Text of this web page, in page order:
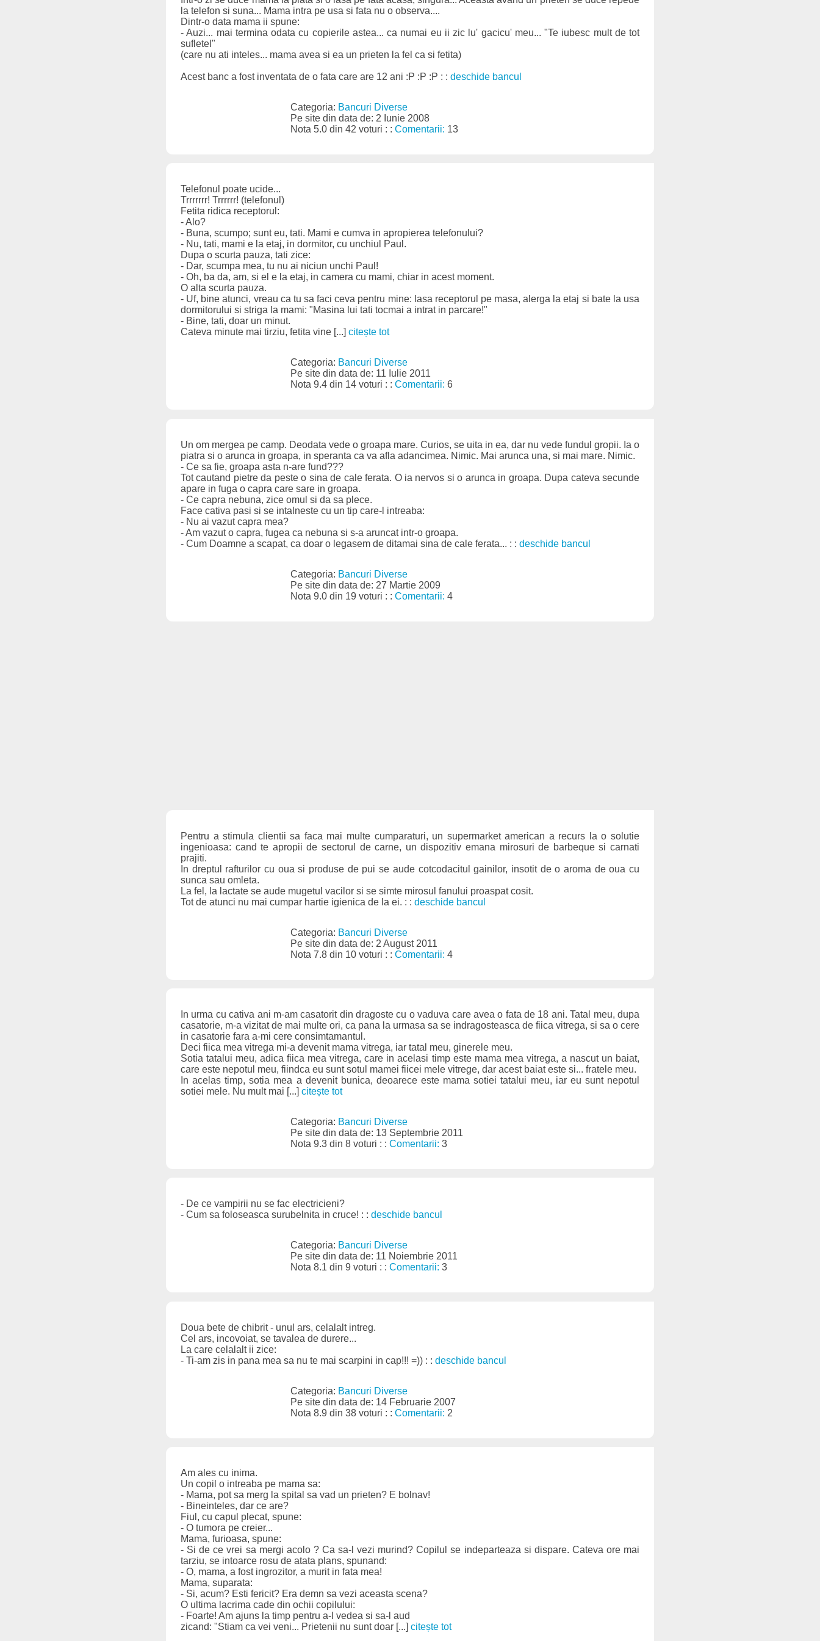
la telefon si suna... Mama intra pe usa si fata nu o observa....
Dintr-o data mama ii spune:
- Auzi... mai termina odata cu copierile astea... ca numai eu ii zic lu' gacicu' meu... "Te iubesc mult de tot
sufletel"
(care nu ati inteles... mama avea si ea un prieten la fel ca si fetita)
Acest banc a fost inventata de o fata care are 12 ani :P :P :P : : deschide bancul
Categoria: Bancuri Diverse
Pe site din data de: 2 Iunie 2008
Nota 5.0 din 42 voturi : :Comentarii: 13
Telefonul poate ucide...
Trrrrrrr! Trrrrrr! (telefonul)
Fetita ridica receptorul:
- Alo?
- Buna, scumpo; sunt eu, tati. Mami e cumva in apropierea telefonului?
- Nu, tati, mami e la etaj, in dormitor, cu unchiul Paul.
Dupa o scurta pauza, tati zice:
- Dar, scumpa mea, tu nu ai niciun unchi Paul!
- Oh, ba da, am, si el e la etaj, in camera cu mami, chiar in acest moment.
O alta scurta pauza.
- Uf, bine atunci, vreau ca tu sa faci ceva pentru mine: lasa receptorul pe masa, alerga la etaj si bate la usa
dormitorului si striga la mami: "Masina lui tati tocmai a intrat in parcare!"
- Bine, tati, doar un minut.
Cateva minute mai tirziu, fetita vine [...] citește tot
Categoria: Bancuri Diverse
Pe site din data de: 11 Iulie 2011
Nota 9.4 din 14 voturi : :Comentarii:6
Un om mergea pe camp. Deodata vede o groapa mare. Curios, se uita in ea, dar nu vede fundul gropii. Ia o
piatra si o arunca in groapa, in speranta ca va afla adancimea. Nimic. Mai arunca una, si mai mare. Nimic.
- Ce sa fie, groapa asta n-are fund???
Tot cautand pietre da peste o sina de cale ferata. O ia nervos si o arunca in groapa. Dupa cateva secunde
apare in fuga o capra care sare in groapa.
- Ce capra nebuna, zice omul si da sa plece.
Face cativa pasi si se intalneste cu un tip care-l intreaba:
- Nu ai vazut capra mea?
- Am vazut o capra, fugea ca nebuna si s-a aruncat intr-o groapa.
- Cum Doamne a scapat, ca doar o legasem de ditamai sina de cale ferata... : : deschide bancul
Categoria: Bancuri Diverse
Pe site din data de: 27 Martie 2009
Nota 9.0 din 19 voturi : :Comentarii:4
Pentru a stimula clientii sa faca mai multe cumparaturi, un supermarket american a recurs la o solutie
ingenioasa: cand te apropii de sectorul de carne, un dispozitiv emana mirosuri de barbeque si carnati
prajiti.
In dreptul rafturilor cu oua si produse de pui se aude cotcodacitul gainilor, insotit de o aroma de oua cu
sunca sau omleta.
La fel, la lactate se aude mugetul vacilor si se simte mirosul fanului proaspat cosit.
Tot de atunci nu mai cumpar hartie igienica de la ei. : : deschide bancul
Categoria: Bancuri Diverse
Pe site din data de: 2 August 2011
Nota 7.8 din 10 voturi : :Comentarii:4
In urma cu cativa ani m-am casatorit din dragoste cu o vaduva care avea o fata de 18 ani. Tatal meu, dupa
casatorie, m-a vizitat de mai multe ori, ca pana la urmasa sa se indragosteasca de fiica vitrega, si sa o cere
in casatorie fara a-mi cere consimtamantul.
Deci fiica mea vitrega mi-a devenit mama vitrega, iar tatal meu, ginerele meu.
Sotia tatalui meu, adica fiica mea vitrega, care in acelasi timp este mama mea vitrega, a nascut un baiat,
care este nepotul meu, fiindca eu sunt sotul mamei fiicei mele vitrege, dar acest baiat este si... fratele meu.
In acelas timp, sotia mea a devenit bunica, deoarece este mama sotiei tatalui meu, iar eu sunt nepotul
sotiei mele. Nu mult mai [...] citește tot
Categoria: Bancuri Diverse
Pe site din data de: 13 Septembrie 2011
Nota 9.3 din 8 voturi : :Comentarii:3
- De ce vampirii nu se fac electricieni?
- Cum sa foloseasca surubelnita in cruce! : : deschide bancul
Categoria: Bancuri Diverse
Pe site din data de: 11 Noiembrie 2011
Nota 8.1 din 9 voturi : :Comentarii:3
Doua bete de chibrit - unul ars, celalalt intreg.
Cel ars, incovoiat, se tavalea de durere...
La care celalalt ii zice:
- Ti-am zis in pana mea sa nu te mai scarpini in cap!!! =)) : : deschide bancul
Categoria: Bancuri Diverse
Pe site din data de: 14 Februarie 2007
Nota 8.9 din 38 voturi : :Comentarii: 2
Am ales cu inima.
Un copil o intreaba pe mama sa:
- Mama, pot sa merg la spital sa vad un prieten? E bolnav!
- Bineinteles, dar ce are?
Fiul, cu capul plecat, spune:
- O tumora pe creier...
Mama, furioasa, spune:
- Si de ce vrei sa mergi acolo ? Ca sa-l vezi murind? Copilul se indeparteaza si dispare. Cateva ore mai
tarziu, se intoarce rosu de atata plans, spunand:
- O, mama, a fost ingrozitor, a murit in fata mea!
Mama, suparata:
- Si, acum? Esti fericit? Era demn sa vezi aceasta scena?
O ultima lacrima cade din ochii copilului:
- Foarte! Am ajuns la timp pentru a-l vedea si sa-l aud
zicand: "Stiam ca vei veni... Prietenii nu sunt doar [...] citește tot